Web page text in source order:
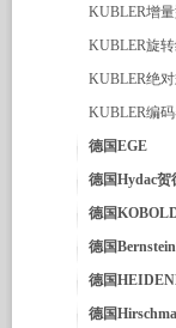
KUBLER增
KUBLER旋
KUBLER绝
KUBLER编
德国EGE
德国Hydac贺
德国
德国
德国
德国